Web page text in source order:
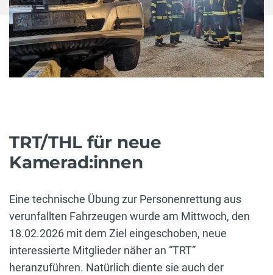
TRT/THL für neue
Kamerad:innen
Eine technische Übung zur Personenrettung aus
verunfallten Fahrzeugen wurde am Mittwoch, den
18.02.2026 mit dem Ziel eingeschoben, neue
interessierte Mitglieder näher an “TRT”
heranzuführen. Natürlich diente sie auch der